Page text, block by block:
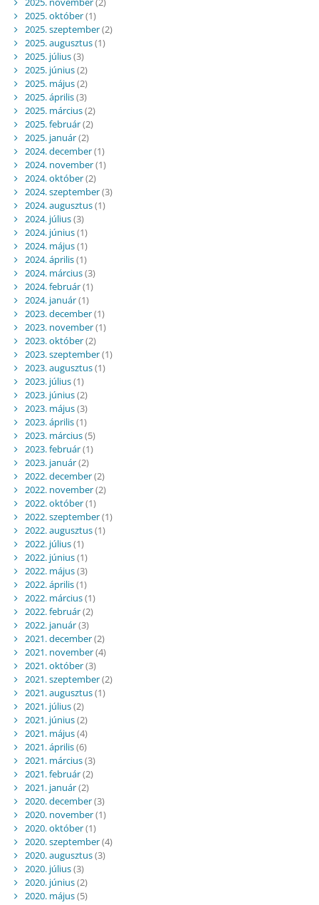
2025. október(1)
2025. szeptember(2)
2025. augusztus(1)
2025. július(3)
2025. június(2)
2025. május(2)
2025. április(3)
2025. március(2)
2025. február(2)
2025. január(2)
2024. december(1)
2024. november(1)
2024. október(2)
2024. szeptember(3)
2024. augusztus(1)
2024. július(3)
2024. június(1)
2024. május(1)
2024. április(1)
2024. március(3)
2024. február(1)
2024. január(1)
2023. december(1)
2023. november(1)
2023. október(2)
2023. szeptember(1)
2023. augusztus(1)
2023. július(1)
2023. június(2)
2023. május(3)
2023. április(1)
2023. március(5)
2023. február(1)
2023. január(2)
2022. december(2)
2022. november(2)
2022. október(1)
2022. szeptember(1)
2022. augusztus(1)
2022. július(1)
2022. június(1)
2022. május(3)
2022. április(1)
2022. március(1)
2022. február(2)
2022. január(3)
2021. december(2)
2021. november(4)
2021. október(3)
2021. szeptember(2)
2021. augusztus(1)
2021. július(2)
2021. június(2)
2021. május(4)
2021. április(6)
2021. március(3)
2021. február(2)
2021. január(2)
2020. december(3)
2020. november(1)
2020. október(1)
2020. szeptember(4)
2020. augusztus(3)
2020. július(3)
2020. június(2)
2020. május(5)